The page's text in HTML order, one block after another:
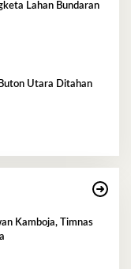
Lahan Bundaran
Utara Ditahan
Kamboja, Timnas